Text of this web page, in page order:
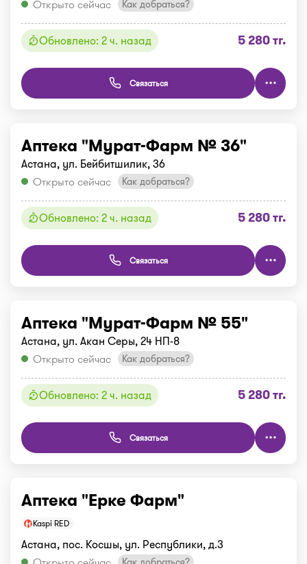
Открыто сейчас
Как добраться?
Обновлено: 2 ч. назад 5 280 тг.
Связаться
Аптека "Мурат-Фарм № 36"
Астана, ул. Бейбитшилик, 36
Открыто сейчас
Как добраться?
Обновлено: 2 ч. назад 5 280 тг.
Связаться
Аптека "Мурат-Фарм № 55"
Астана, ул. Акан Серы, 24 НП-8
Открыто сейчас
Как добраться?
Обновлено: 2 ч. назад 5 280 тг.
Связаться
Аптека "Ерке Фарм"
Kaspi RED
Астана, пос. Косшы, ул. Республики, д.3